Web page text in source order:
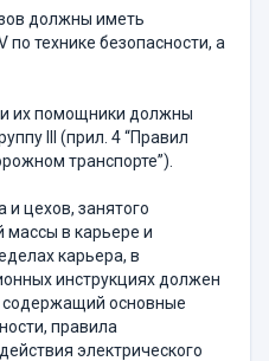
должны иметь
технике безопасности, а
их помощники должны
III (прил. 4 “Правил
транспорте”).
и цехов, занятого
массы в карьере и
карьера, в
инструкциях должен
содержащий основные
правила
электрического